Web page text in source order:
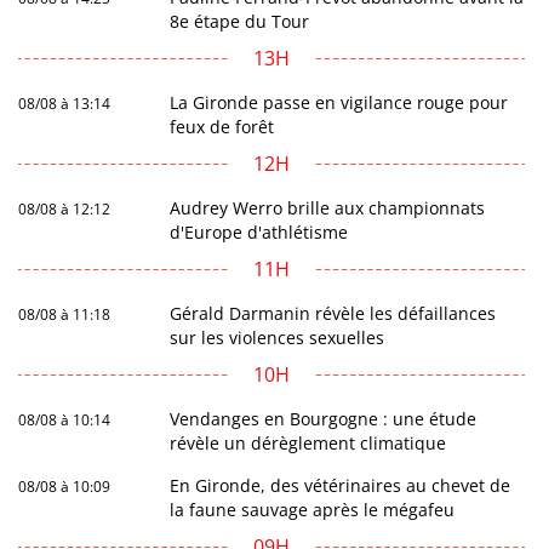
8e étape du Tour
13H
08/08 à 13:14
La Gironde passe en vigilance rouge pour
feux de forêt
12H
08/08 à 12:12
Audrey Werro brille aux championnats
d'Europe d'athlétisme
11H
08/08 à 11:18
Gérald Darmanin révèle les défaillances
sur les violences sexuelles
10H
08/08 à 10:14
Vendanges en Bourgogne : une étude
révèle un dérèglement climatique
08/08 à 10:09
En Gironde, des vétérinaires au chevet de
la faune sauvage après le mégafeu